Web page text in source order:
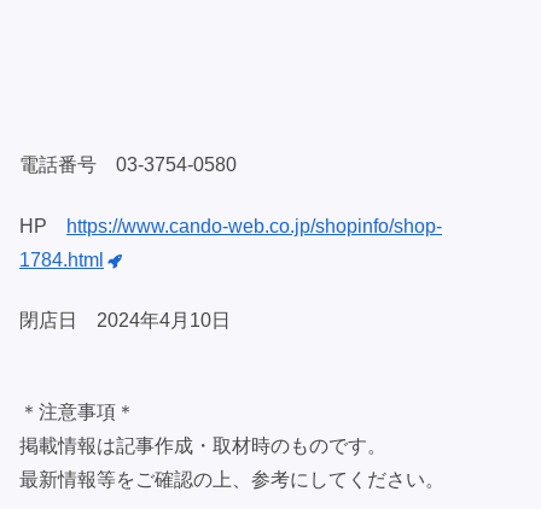
電話番号 03-3754-0580
HP
https://www.cando-web.co.jp/shopinfo/shop-
1784.html
閉店日 2024年4月10日
＊注意事項＊
掲載情報は記事作成・取材時のものです。
最新情報等をご確認の上、参考にしてください。